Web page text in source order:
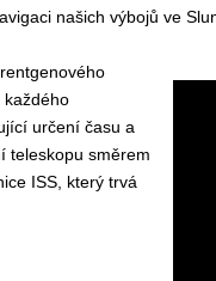
našich výbojů ve
určení času a
teleskopu směrem
ISS, který trvá